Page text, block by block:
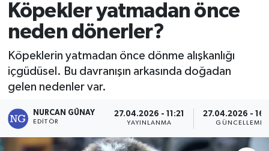
Köpekler yatmadan önce
neden dönerler?
Köpeklerin yatmadan önce dönme alışkanlığı
içgüdüsel. Bu davranışın arkasında doğadan
gelen nedenler var.
NURCAN GÜNAY
EDITÖR
27.04.2026 - 11:21
YAYINLANMA
27.04.2026 -
GÜNCELLEME
Bölge
Çavdarhisar
Domaniç
Son Dakika Haberleri
Haber Arşivi